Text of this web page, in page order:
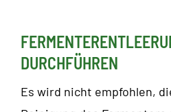
DURCHFÜHREN
Es wird nicht empfohlen,